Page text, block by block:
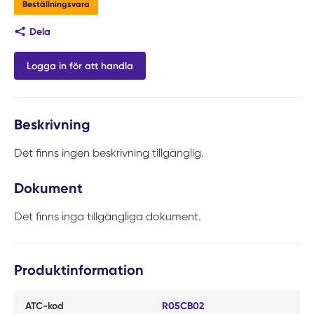
Beställningsvara
Dela
Logga in för att handla
Beskrivning
Det finns ingen beskrivning tillgänglig.
Dokument
Det finns inga tillgängliga dokument.
Produktinformation
ATC-kod R05CB02